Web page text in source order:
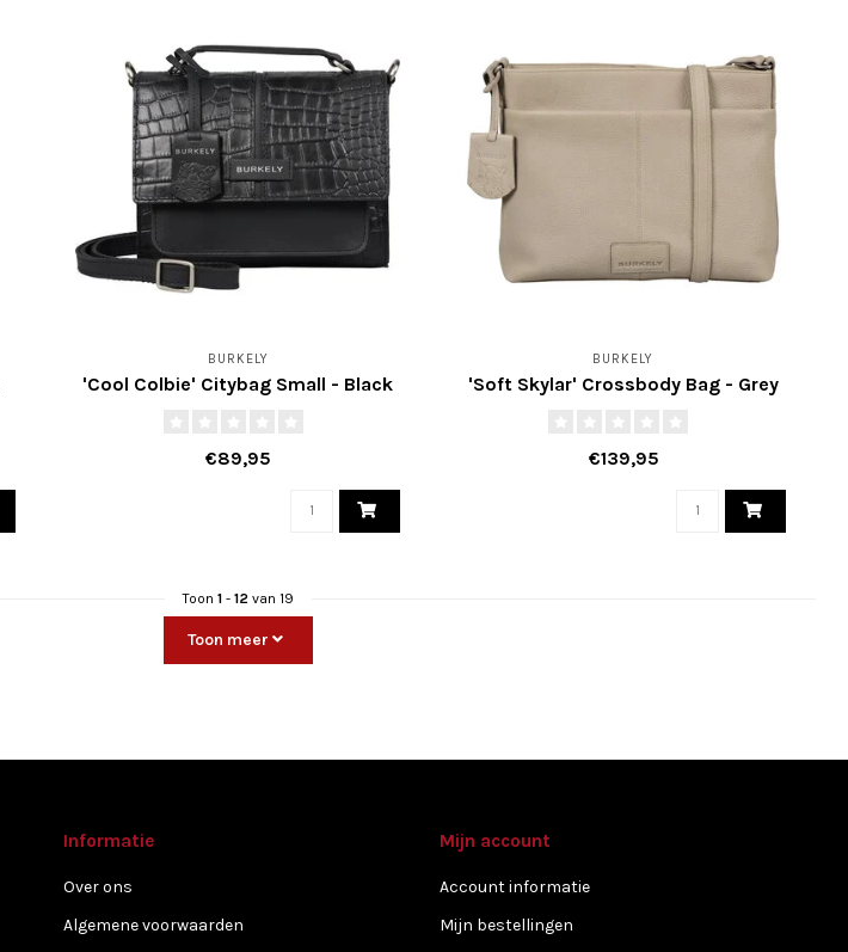
BURKELY
'Cool Colbie' Citybag Small - Black
€89,95
BURKELY
'Soft Skylar' Crossbody Bag - Grey
€139,95
Toon 1- 12 van 19
Toon meer
Informatie
Over ons
Algemene voorwaarden
Mijn account
Account informatie
Mijn bestellingen